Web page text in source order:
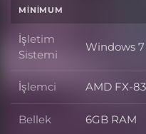
MINIMUM
İşletim
Sistemi
İşletim
Windows 7
İşlemci İşlemci
AMD FX-
Bellek Bellek
6GB RAM